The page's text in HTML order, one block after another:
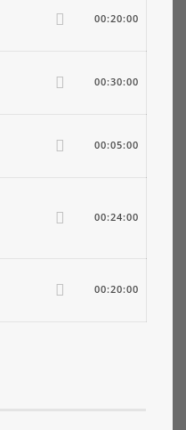
00:20:00
00:30:00
00:05:00
00:24:00
00:20:00